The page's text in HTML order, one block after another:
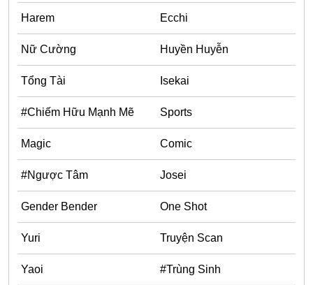
Martial Arts
Đam Mỹ
Historical
Seinen
Sci-Fi
#Sủng Ngọt
Harem
Ecchi
Harem Ecchi
Nữ Cường Huyền Huyễn
Tổng Tài Isekai
#Chiếm Hữu Mạnh Mẽ Sports
Magic Comic
#Ngược Tâm Josei
Gender Bender One Shot
Yuri Truyện Scan
Yaoi #Trùng Sinh